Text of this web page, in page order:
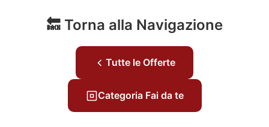
🔙 Torna alla Navigazione
Tutte le Offerte
Categoria Fai da te